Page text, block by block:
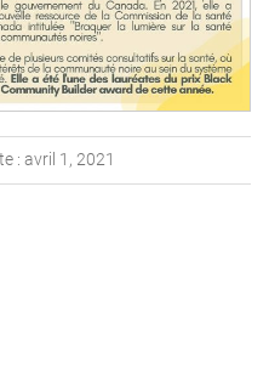
: avril 1, 2021